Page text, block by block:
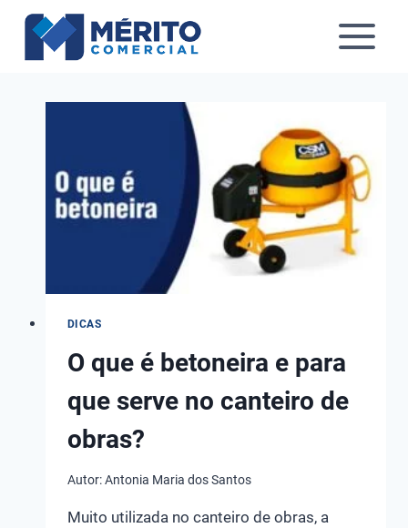
Pular
DICAS
O que é betoneira e para
que serve no canteiro de
obras?
Autor: Antonia Maria dos Santos
Muito utilizada no canteiro de obras, a